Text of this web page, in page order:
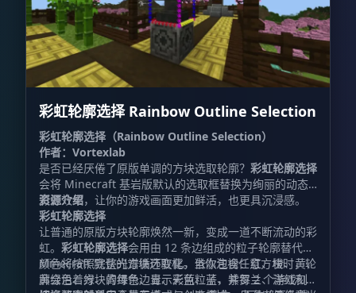
彩虹轮廓选择 Rainbow Outline Selection
彩虹轮廓选择（Rainbow Outline Selection）
作者：Vortexlab
是否已经厌倦了原版单调的方块选取轮廓？ 彩虹轮廓选择
会将 Minecraft 基岩版默认的选取框替换为绚丽的动态
彩虹效果，让你的游戏画面更加鲜活，也更具沉浸感。
资源介绍
彩虹轮廓选择
让普通的原版方块轮廓焕然一新，变成一道不断流动的彩
虹。 彩虹轮廓选择会用由 12 条边组成的粒子轮廓替代
Minecraft 默认的方块选取框。当你注视任意方块时，轮
廓会沿着方块的每条边显示彩色粒子，并每 2 个游戏刻
颜色将按照完整光谱循环变化，依次包含：红、橙、黄、
黄绿色、绿、青绿色、青、天蓝、蓝、紫罗兰、洋红和粉